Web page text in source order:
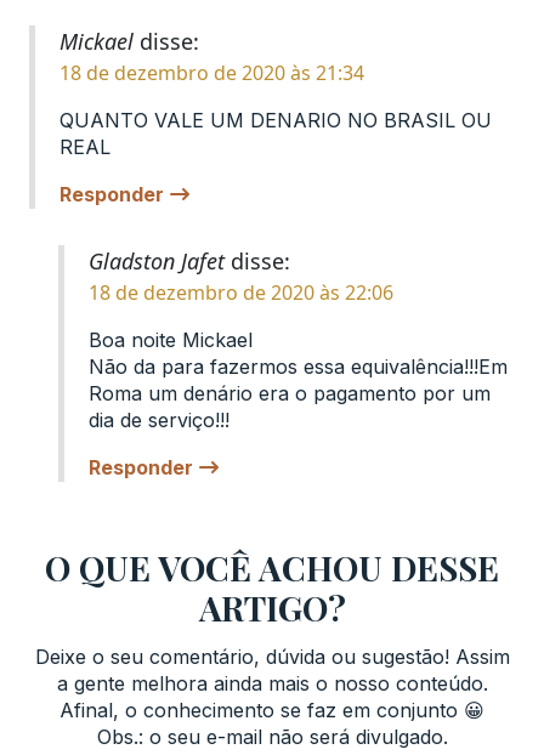
Mickael disse:
18 de dezembro de 2020 às 21:34
QUANTO VALE UM DENARIO NO BRASIL OU
REAL
Responder
Gladston Jafet disse:
18 de dezembro de 2020 às 22:06
Boa noite Mickael
Não da para fazermos essa equivalência!!!Em
Roma um denário era o pagamento por um
dia de serviço!!!
Responder
O QUE VOCÊ ACHOU DESSE
ARTIGO?
Deixe o seu comentário, dúvida ou sugestão! Assim
a gente melhora ainda mais o nosso conteúdo.
Afinal, o conhecimento se faz em conjunto 😀
Obs.: o seu e-mail não será divulgado.